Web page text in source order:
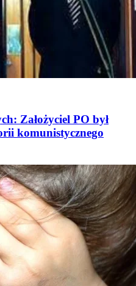
Założyciel PO był
komunistycznego